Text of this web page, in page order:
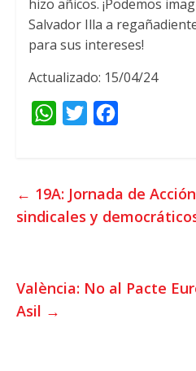
hizo añicos. ¡Podemos
Salvador Illa a
para sus intereses!
Actualizado: 15/04/24
W
t
s
p
t
b
k
← 19A: Jornada de
sindicales y
València: No al Pacte
Asil →